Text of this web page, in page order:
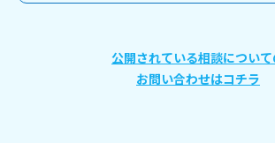
公開されている相談について
お問い合わせはコチラ